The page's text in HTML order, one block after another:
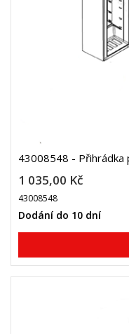
43008548 - Přihrádka
1 035,00 Kč
43008548
Dodání do 10 dní